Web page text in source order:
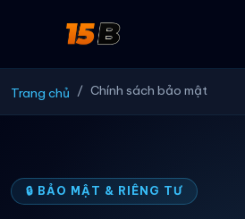
Trang chủ Chính sách bảo mật
🔒 BẢO MẬT & RIÊNG TƯ